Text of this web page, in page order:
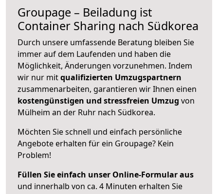
Groupage – Beiladung ist
Container Sharing nach Südkorea
Durch unsere umfassende Beratung bleiben Sie
immer auf dem Laufenden und haben die
Möglichkeit, Änderungen vorzunehmen. Indem
wir nur mitqualifizierten Umzugspartnern
zusammenarbeiten, garantieren wir Ihnen einen
kostengünstigen und stressfreien Umzug von
Mülheim an der Ruhr nach Südkorea.
Möchten Sie schnell und einfach persönliche
Angebote erhalten für ein Groupage? Kein
Problem!
Füllen Sie einfach unser Online-Formular aus
und innerhalb von ca. 4 Minuten erhalten Sie